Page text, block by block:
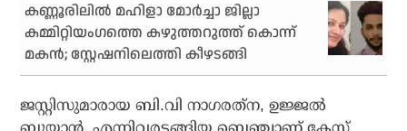
കണ്ണൂരിലില്‍ മഹിളാ മോര്‍ച്ചാ ജില്ലാ
കമ്മിറ്റിയംഗത്തെ കഴുത്തറുത്ത് കൊന്ന്
മകന്‍; സ്റ്റേഷനിലെത്തി കീഴടങ്ങി
ജസ്റ്റിസുമാരായ ബി.വി നാഗരത്‌ന, ഉജ്ജല്‍